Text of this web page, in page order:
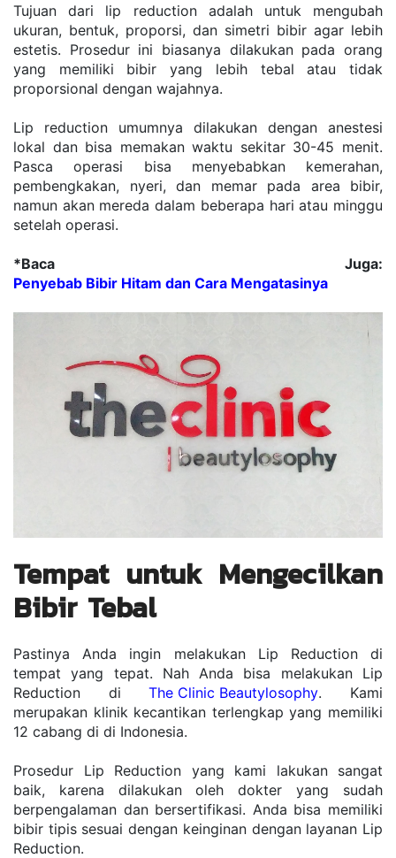
Tujuan dari lip reduction adalah untuk mengubah
ukuran, bentuk, proporsi, dan simetri bibir agar lebih
estetis. Prosedur ini biasanya dilakukan pada orang
yang memiliki bibir yang lebih tebal atau tidak
proporsional dengan wajahnya.
Lip reduction umumnya dilakukan dengan anestesi
lokal dan bisa memakan waktu sekitar 30-45 menit.
Pasca operasi bisa menyebabkan kemerahan,
pembengkakan, nyeri, dan memar pada area bibir,
namun akan mereda dalam beberapa hari atau minggu
setelah operasi.
*Baca Juga:
Penyebab Bibir Hitam dan Cara Mengatasinya
Tempat untuk Mengecilkan
Bibir Tebal
Pastinya Anda ingin melakukan Lip Reduction di
tempat yang tepat. Nah Anda bisa melakukan Lip
Reduction di The Clinic Beautylosophy. Kami
merupakan klinik kecantikan terlengkap yang memiliki
12 cabang di di Indonesia.
Prosedur Lip Reduction yang kami lakukan sangat
baik, karena dilakukan oleh dokter yang sudah
berpengalaman dan bersertifikasi. Anda bisa memiliki
bibir tipis sesuai dengan keinginan dengan layanan Lip
Reduction.